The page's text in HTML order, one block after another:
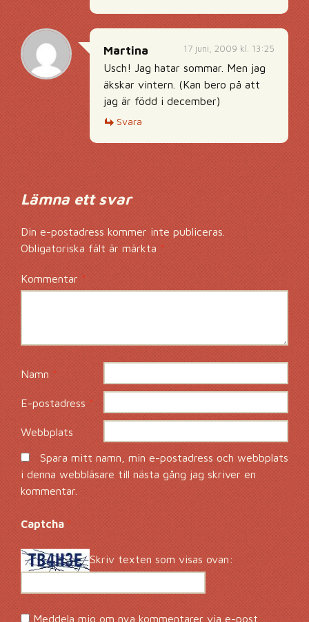
17 juni, 2009 kl. 13:25
Martina
Usch! Jag hatar sommar. Men jag
äkskar vintern. (Kan bero på att
jag är född i december)
Svara
Lämna ett svar
Din e-postadress kommer inte publiceras.
Obligatoriska fält är märkta *
Kommentar*
Namn*
E-postadress*
Webbplats
Spara mitt namn, min e-postadress och webbplats
i denna webbläsare till nästa gång jag skriver en
kommentar.
Captcha*
Skriv texten som visas ovan:
Meddela mig om nya kommentarer via e-post.